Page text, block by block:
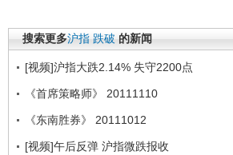
搜索更多沪指 跌破 的新闻
[视频]沪指大跌2.14% 失守2200点
《首席策略师》 20111110
《东南胜券》 20111012
[视频]午后反弹 沪指微跌报收